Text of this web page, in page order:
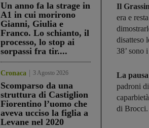
Un anno fa la strage in
A1 in cui morirono
Gianni, Giulia e
Franco. Lo schianto, il
processo, lo stop ai
sorpassi fra tir....
Cronaca 3 Agosto 2026
Scomparso da una
struttura di Castiglion
Fiorentino l’uomo che
aveva ucciso la figlia a
Levane nel 2020
Il
era e
disatteso
38’ sono
La
padroni
di Brocci.